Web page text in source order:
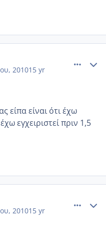
201015 yr
είπα είναι ότι έχω
εγχειριστεί πριν 1,5
201015 yr